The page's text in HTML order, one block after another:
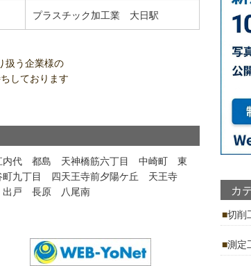
プラスチック加工業 大日駅
扱う企業様の
しております
内代 都島 天神橋筋六丁目 中崎町
東
町九丁目 四天王寺前夕陽ケ丘
天王寺
出戸 長原 八尾南 カ
切削
測定